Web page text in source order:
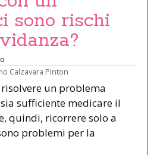
sono rischi
Calzavara Pinton
un problema
sufficiente medicare il
quindi, ricorrere solo a
problemi per la